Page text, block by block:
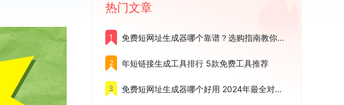
热门文章
1 免费短网址生成器哪个靠谱？选购指南教你轻松选对
2 年短链接生成工具排行 5款免费工具推荐
3 免费短网址生成器哪个好用 2024年最全对比测评